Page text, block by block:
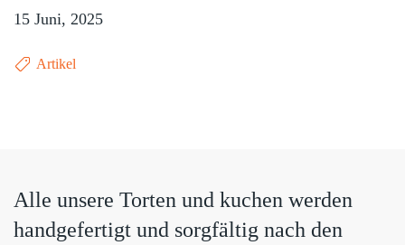
15 Juni, 2025
Artikel
Alle unsere Torten und kuchen werden
handgefertigt und sorgfältig nach den